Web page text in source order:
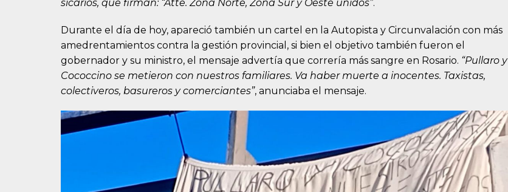
sicarios, que firman: “Atte. Zona Norte, Zona Sur y Oeste unidos”.
Durante el día de hoy, apareció también un cartel en la Autopista y Circunvalación con más
amedrentamientos contra la gestión provincial, si bien el objetivo también fueron el
gobernador y su ministro, el mensaje advertía que correría más sangre en Rosario. “Pullaro y
Cococcino se metieron con nuestros familiares. Va haber muerte a inocentes. Taxistas,
colectiveros, basureros y comerciantes”, anunciaba el mensaje.